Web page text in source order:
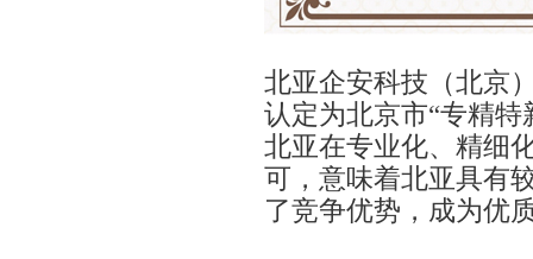
北亚企安科技（北京
认定为北京市“专精
北亚在专业化、精细
可，意味着北亚具有
了竞争优势，成为优